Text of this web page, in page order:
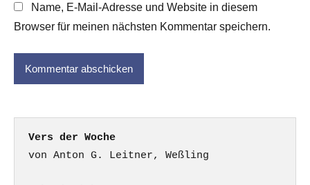
Name, E-Mail-Adresse und Website in diesem
Browser für meinen nächsten Kommentar speichern.
Vers der Woche